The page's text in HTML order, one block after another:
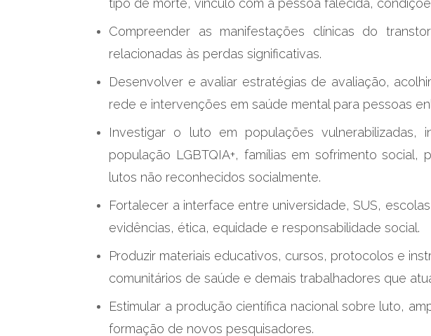
Compreender as manifestações clínicas do
relacionadas às perdas significativas.
Desenvolver e avaliar estratégias de avaliação,
rede e intervenções em saúde mental para pessoas
Investigar o luto em populações vulnerabilizadas,
população LGBTQIA+, famílias em sofrimento
lutos não reconhecidos socialmente.
Fortalecer a interface entre universidade, SUS,
evidências, ética, equidade e responsabilidade social.
Produzir materiais educativos, cursos, protocolos e
comunitários de saúde e demais trabalhadores que
Estimular a produção científica nacional sobre luto,
formação de novos pesquisadores.